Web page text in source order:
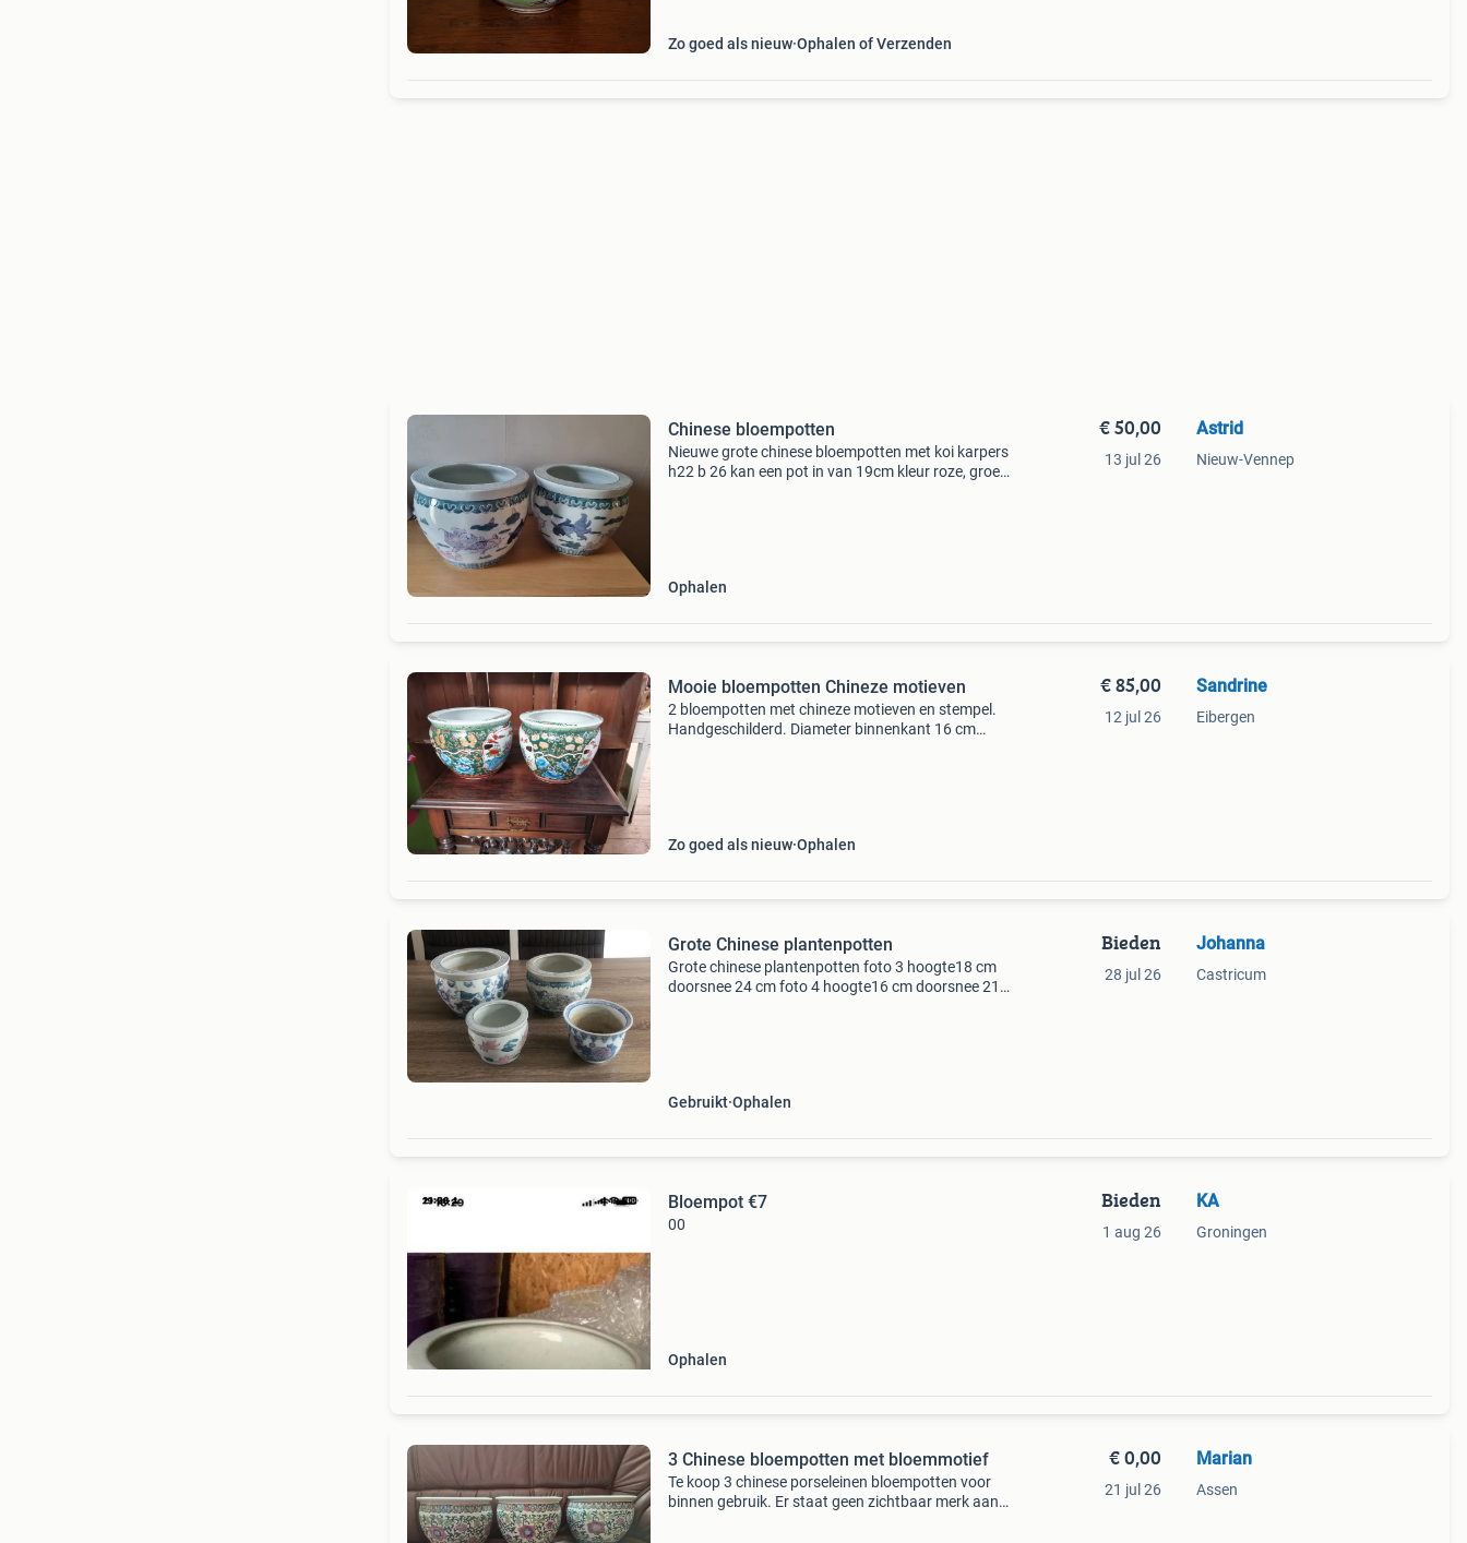
Zo goed als nieuw Ophalen of Verzenden
Chinese bloempotten
Nieuwe grote chinese bloempotten met koi karpers
h22 b 26 kan een pot in van 19cm kleur roze, groen
Ophalen
€ 50,00
13 jul 26
Astrid
Nieuw-Vennep
Mooie bloempotten Chineze motieven
2 bloempotten met chineze motieven en stempel.
Handgeschilderd. Diameter binnenkant 16 cm
Zo goed als nieuw Ophalen
€ 85,00
12 jul 26
Sandrine
Eibergen
Grote Chinese plantenpotten
Grote chinese plantenpotten foto 3 hoogte18 cm
doorsnee 24 cm foto 4 hoogte16 cm doorsnee 21
Gebruikt Ophalen
Bieden
28 jul 26
Johanna
Castricum
Bloempot €7
00
Ophalen
Bieden
1 aug 26
KA
Groningen
3 Chinese bloempotten met bloemmotief
Te koop 3 chinese porseleinen bloempotten voor
binnen gebruik. Er staat geen zichtbaar merk aan
€ 0,00
21 jul 26
Marian
Assen